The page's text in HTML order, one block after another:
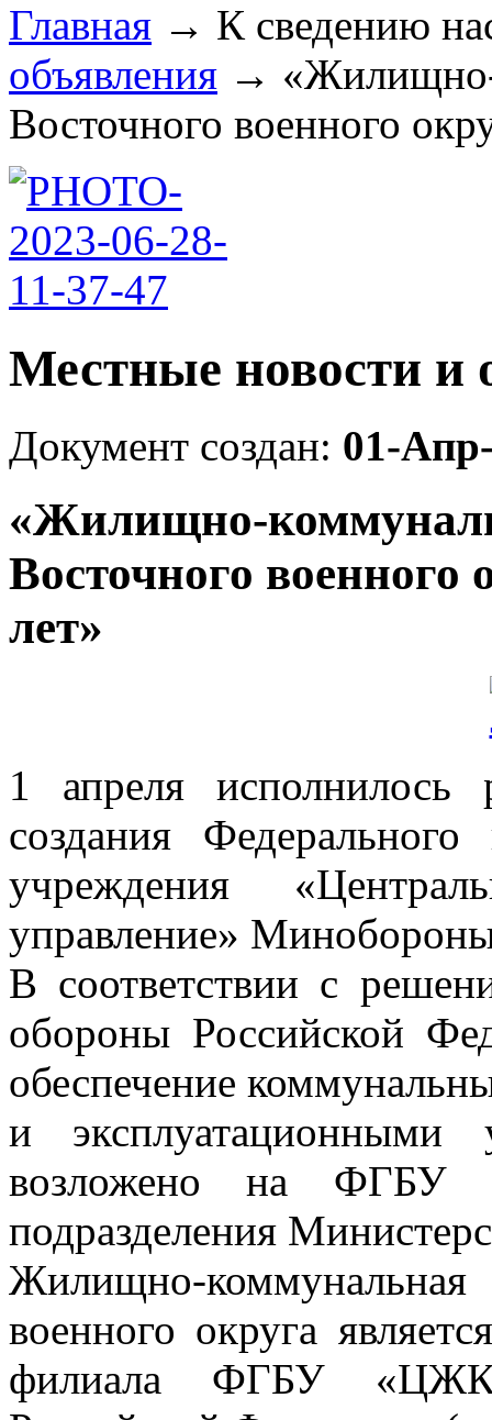
Главная → К сведению
объявления →
Восточного военного
Местные новости и
Документ создан: 01-
«Жилищно-
Восточного военного
лет»
1 апреля
создания Федерального
учреждения
управление»
В соответствии с
обороны Российской
обеспечение
и
возложено на ФГБУ
подразделения
Жилищно-
военного округа
филиала ФГБУ